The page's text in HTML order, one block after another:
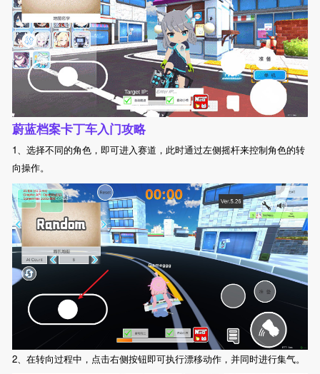
蔚蓝档案卡丁车入门攻略
1、选择不同的角色，即可进入赛道，此时通过左侧摇杆来控制角色的转
向操作。
2、在转向过程中，点击右侧按钮即可执行漂移动作，并同时进行集气。